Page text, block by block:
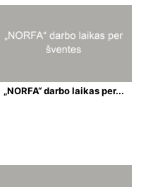
„NORFA“ darbo laikas per...